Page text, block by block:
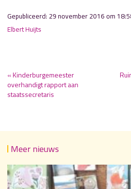
Gepubliceerd: 29 november 2016 om
Elbert Huijts
« Kinderburgemeester
overhandigt rapport aan
staatssecretaris
Meer nieuws